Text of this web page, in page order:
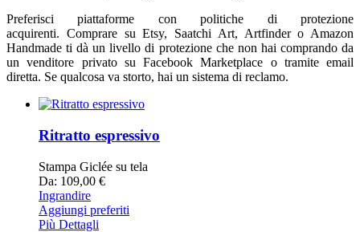
Preferisci piattaforme con politiche di protezione
acquirenti. Comprare su Etsy, Saatchi Art, Artfinder o Amazon
Handmade ti dà un livello di protezione che non hai comprando da
un venditore privato su Facebook Marketplace o tramite email
diretta. Se qualcosa va storto, hai un sistema di reclamo.
Ritratto espressivo
Stampa Giclée su tela
Da: 109,00 €
Ingrandire
Aggiungi preferiti
Più Dettagli